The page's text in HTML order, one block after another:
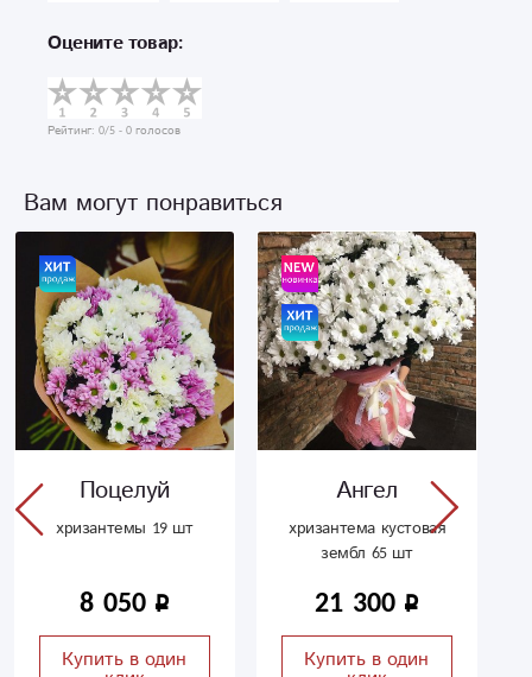
Оцените товар:
Рейтинг: 0/5 - 0 голосов
Вам могут понравиться
Поцелуй
хризантемы 19 шт
8 050
Купить в один
Ангел
хризантема кустовая
зембл 65 шт
21 300
Купить в один